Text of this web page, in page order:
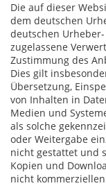
Die auf dieser
dem deutschen
deutschen
zugelassene
Zustimmung des
Dies gilt
Übersetzung,
von Inhalten in
Medien und
als solche
oder Weitergabe
nicht gestattet und
Kopien und
nicht